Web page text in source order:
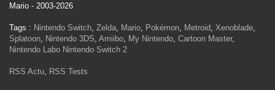
Mario - 2003-2026
Tags : Nintendo Switch, Zelda, Mario, Pokémon, Metroid, Xenoblade,
Splatoon, Nintendo 3DS, Amiibo, My Nintendo, Cartoon Master,
Nintendo Labo Nintendo Switch 2
RSS Actu, RSS Tests